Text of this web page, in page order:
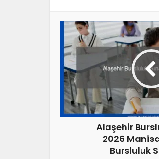
Alaşehir
2026
Bursluluk